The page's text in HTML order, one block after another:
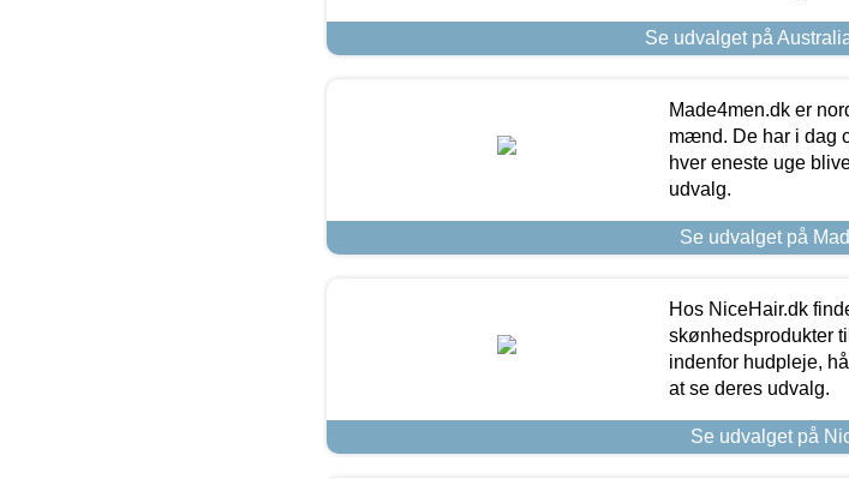
Se udvalget på
Made4men.dk er
mænd. De har i dag
hver eneste uge
udvalg.
Se udvalget på
Hos NiceHair.dk
skønhedsprodukter
indenfor hudpleje,
at se deres udvalg.
Se udvalget på